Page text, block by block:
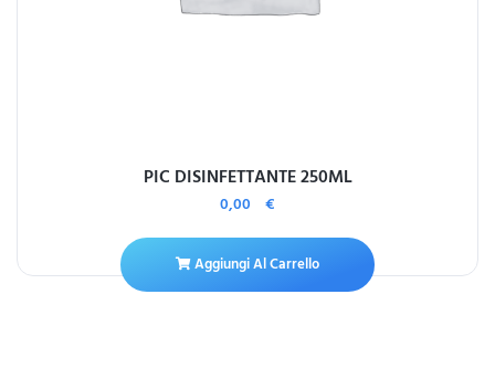
PIC DISINFETTANTE 250ML
0,00 €
Aggiungi Al Carrello